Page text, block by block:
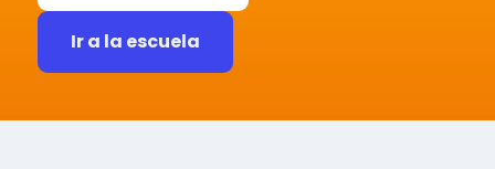
Ir a la escuela